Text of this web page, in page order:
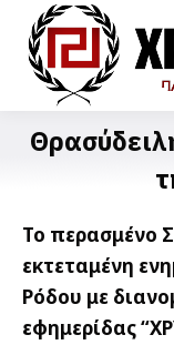
Το περασμένο
εκτεταμένη
Ρόδου με
εφημερίδας